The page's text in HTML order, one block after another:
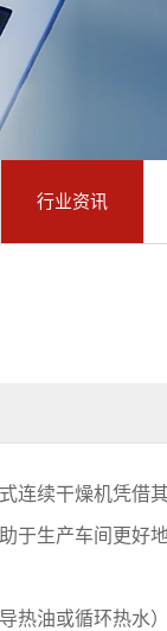
行业资讯
连续干燥机凭借
于生产车间更好
热油或循环热水